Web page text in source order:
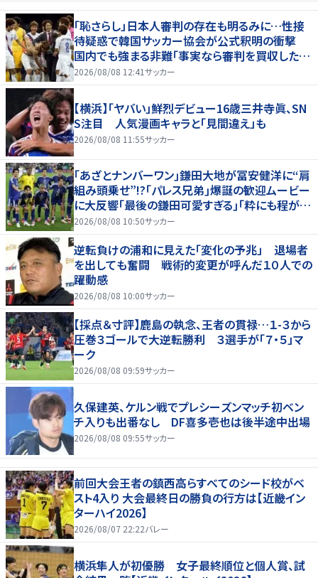
「恥さらし」日本人審判の存在も明るみに…性接
待疑惑で韓国サッカー協会が公式釈明の衝撃
国内でも強まる非難「事実なら審判を買収したこ
とになる」
2026/08/08 12:41サッカー
【横浜】「ヤバい」鮮烈デビュー16歳三井寺眞、SN
S注目 人気漫画キャラと「見間違え」も
2026/08/08 11:55サッカー
｢あざとナンバーワン｣鎌田大地が冨安健洋に“肩
組み頭乗せ”!?｢パレス兄弟｣爆誕の歓迎ムービー
に大反響｢最後の鎌田可愛すぎる｣｢粋にも程があ
る！」
2026/08/08 10:50サッカー
逆転負けの浦和に見えた「変化の予兆」 退場者
を出しても奮闘 戦術的変更が呼んだ１０人での
躍動感
2026/08/08 10:00サッカー
【採点＆寸評】鹿島の執念、王者の貫禄…１-３から
圧巻３ゴールで大逆転勝利 ３選手が「７・５」マ
ーク
2026/08/08 09:59サッカー
久保建英、ケルン戦でプレシーズンマッチ初ベン
チ入りも出番なし DF喜多壱也は後半途中出場
2026/08/08 09:55サッカー
前回大会王者の鎮西高らすべてのシード校がベ
スト4入り 大会最終日の勝負の行方は【近畿イン
ターハイ2026】
2026/08/07 22:22バレー
横浜隼人が初優勝 女子最終順位と個人賞、試